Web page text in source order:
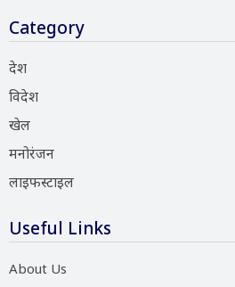
Category
देश
विदेश
खेल
मनोरंजन
लाइफस्टाइल
Useful Links
About Us